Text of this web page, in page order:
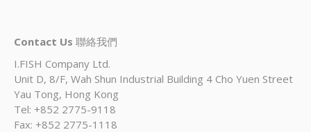
Contact Us 聯絡我們
I.FISH Company Ltd.
Unit D, 8/F, Wah Shun Industrial Building 4 Cho Yuen Street
Yau Tong, Hong Kong
Tel: +852 2775-9118
Fax: +852 2775-1118